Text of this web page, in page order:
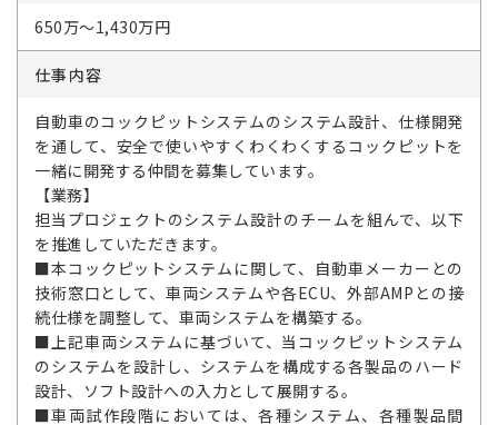
650万～1,430万円
仕事内容
自動車のコックピットシステムのシステム設計、仕様開発
を通して、安全で使いやすくわくわくするコックピットを
一緒に開発する仲間を募集しています。
【業務】
担当プロジェクトのシステム設計のチームを組んで、以下
を推進していただきます。
■本コックピットシステムに関して、自動車メーカーとの
技術窓口として、車両システムや各ECU、外部AMPとの接
続仕様を調整して、車両システムを構築する。
■上記車両システムに基づいて、当コックピットシステム
のシステムを設計し、システムを構成する各製品のハード
設計、ソフト設計への入力として展開する。
■車両試作段階においては、各種システム、各種製品間